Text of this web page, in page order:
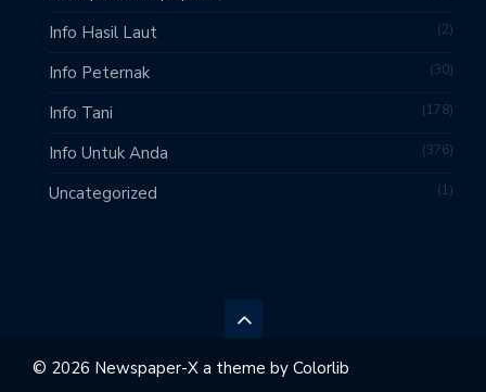
Info Hasil Laut 2
Info Peternak 30
Info Tani 178
Info Untuk Anda 376
Uncategorized 1
© 2026 Newspaper-X a theme by Colorlib